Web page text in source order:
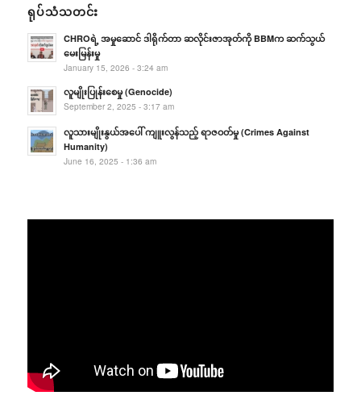
ရုပ်သံသတင်း
CHROရဲ့ အမှုဆောင် ဒါရိုက်တာ ဆလိုင်းဇာအုတ်ကို BBMက ဆက်သွယ်
မေးမြန်းမှု
January 15, 2026 - 3:24 am
လူမျိုးပြုန်းစေမှု (Genocide)
September 2, 2025 - 3:17 am
လူသားမျိုးနွယ်အပေါ် ကျူးလွန်သည့် ရာဇဝတ်မှု (Crimes Against
Humanity)
June 16, 2025 - 1:36 am